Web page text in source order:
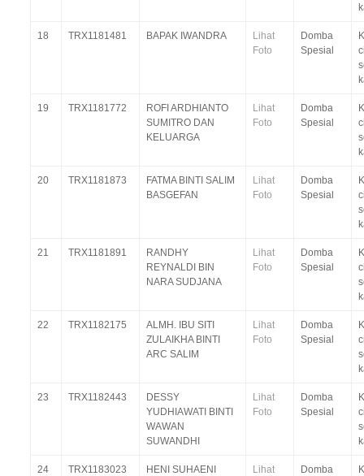
18 TRX1181481 BAPAK IWANDRA
Lihat
Foto
Domba
Spesial
19 TRX1181772
ROFI ARDHIANTO
SUMITRO DAN
KELUARGA
Lihat
Foto
Domba
Spesial
20 TRX1181873
FATMA BINTI SALIM
BASGEFAN
Lihat
Foto
Domba
Spesial
21 TRX1181891
RANDHY
REYNALDI BIN
NARA SUDJANA
Lihat
Foto
Domba
Spesial
22 TRX1182175
ALMH. IBU SITI
ZULAIKHA BINTI
ARC SALIM
Lihat
Foto
Domba
Spesial
23 TRX1182443
DESSY
YUDHIAWATI BINTI
WAWAN
SUWANDHI
Lihat
Foto
Domba
Spesial
24 TRX1183023
HENI SUHAENI
Lihat
Domba